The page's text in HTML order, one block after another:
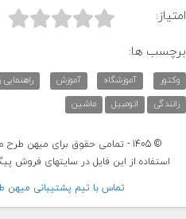
امتیاز: 


برچسب ها:
وکتور آموزشگاه آموزش راهنمایی
رانندگی
اتومبیل ماشین
© 1405 - تمامی حقوق برای میهن طرح محفوظ است.
استفاده از این فایل در سایتهای فروش
تماس با تيم پشتيبانی ميهن